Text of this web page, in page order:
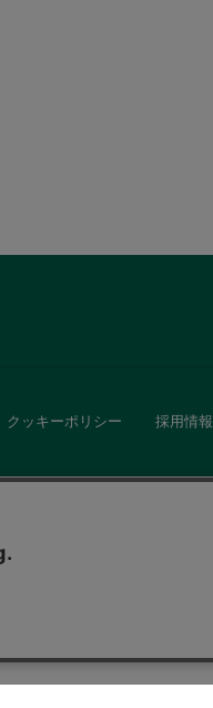
クッキーポリシー 採用情報